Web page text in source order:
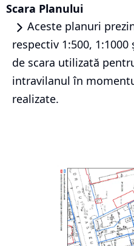
Scara Planului
Aceste planuri
respectiv 1:500,
de scara utilizată
intravilanul în
realizate.